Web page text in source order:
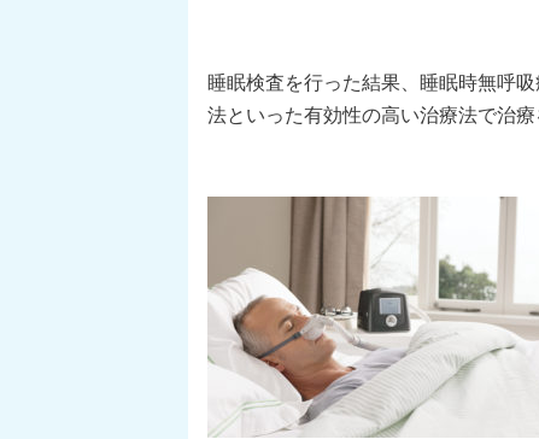
睡眠検査を行った結果、睡眠時無呼
法といった有効性の高い治療法で治療